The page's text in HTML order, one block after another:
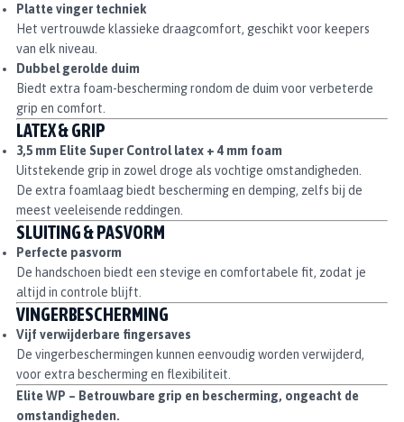
Platte vinger techniek
Het vertrouwde klassieke draagcomfort, geschikt voor keepers
van elk niveau.
Dubbel gerolde duim
Biedt extra foam-bescherming rondom de duim voor verbeterde
grip en comfort.
LATEX & GRIP
3,5 mm Elite Super Control latex + 4 mm foam
Uitstekende grip in zowel droge als vochtige omstandigheden.
De extra foamlaag biedt bescherming en demping, zelfs bij de
meest veeleisende reddingen.
SLUITING & PASVORM
Perfecte pasvorm
De handschoen biedt een stevige en comfortabele fit, zodat je
altijd in controle blijft.
VINGERBESCHERMING
Vijf verwijderbare fingersaves
De vingerbeschermingen kunnen eenvoudig worden verwijderd,
voor extra bescherming en flexibiliteit.
Elite WP – Betrouwbare grip en bescherming, ongeacht de
omstandigheden.